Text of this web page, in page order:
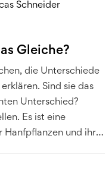
Schneider
Gleiche?
die Unterschiede
Sind sie das
Unterschied?
Es ist eine
Hanfpflanzen und ihrer